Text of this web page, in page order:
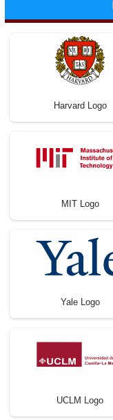
Harvard Logo
MIT Logo
Yale Logo
UCLM Logo